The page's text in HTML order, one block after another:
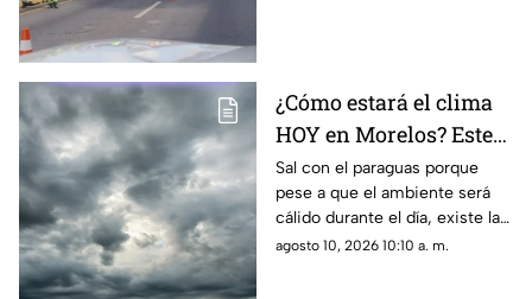
¿Cómo estará el clima
HOY en Morelos? Este
es el pronóstico para el
10 de agosto
Sal con el paraguas porque
pese a que el ambiente será
cálido durante el día, existe la
probabilidad de lluvia en
agosto 10, 2026 10:10 a. m.